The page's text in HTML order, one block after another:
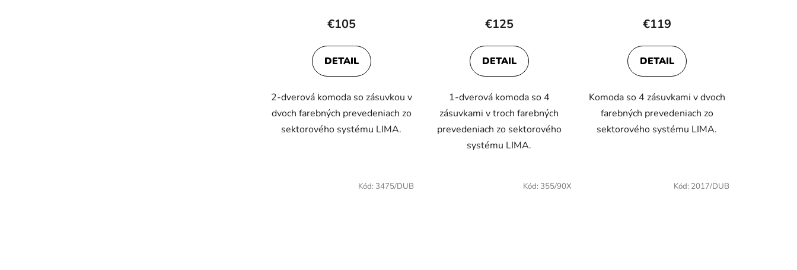
€105
DETAIL
2-dverová komoda so zásuvkou v
dvoch farebných prevedeniach zo
sektorového systému LIMA.
€125
DETAIL
1-dverová komoda so 4
zásuvkami v troch farebných
prevedeniach zo sektorového
systému LIMA.
€119
DETAIL
Komoda so 4 zásuvkami v dvoch
farebných prevedeniach zo
sektorového systému LIMA.
Kód: 3475/DUB Kód: 355/90X Kód: 2017/DUB